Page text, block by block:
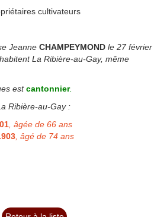
cultivateurs
Jeanne CHAMPEYMOND le 27 février
La Ribière-au-Gay, même
estcantonnier.
Ribière-au-Gay :
, âgée de 66 ans
, âgé de 74 ans